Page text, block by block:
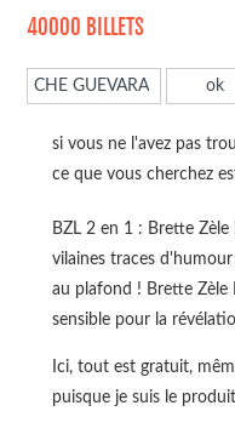
40000 BILLETS
si vous ne l'avez pas
ce que vous cherchez
BZL 2 en 1 : Brette
vilaines traces
au plafond ! Brette
sensible pour la
Ici, tout est gratuit,
puisque je suis le produit